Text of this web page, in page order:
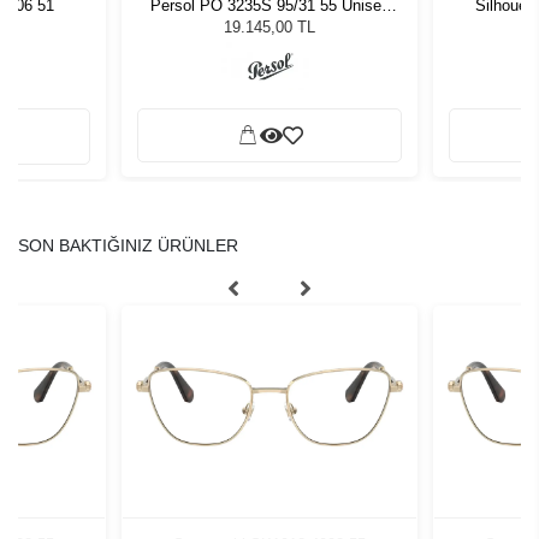
51
Persol PO 3235S 95/31 55 Unisex
Güneş Gözlüğü
19.145,00 TL
SON BAKTIĞINIZ ÜRÜNLER